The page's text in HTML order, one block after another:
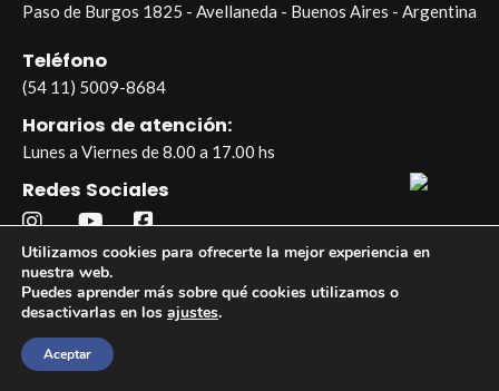
Paso de Burgos 1825 - Avellaneda - Buenos Aires - Argentina
Teléfono
(54 11) 5009-8684
Horarios de atención:
Lunes a Viernes de 8.00 a 17.00 hs
Redes Sociales
© 2026 Industrias Skotnica – Todos los derechos reservados |
Desarrollado por Tropa de Marketing
Utilizamos cookies para ofrecerte la mejor experiencia en
nuestra web.
Puedes aprender más sobre qué cookies utilizamos o
desactivarlas en los ajustes.
Aceptar